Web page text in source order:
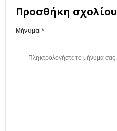
Προσθήκη σχολίου
Μήνυμα *